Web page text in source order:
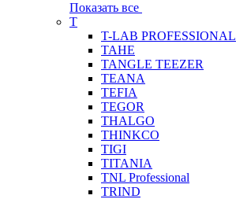
Показать все
T
T-LAB PROFESSIONAL
TAHE
TANGLE TEEZER
TEANA
TEFIA
TEGOR
THALGO
THINKCO
TIGI
TITANIA
TNL Professional
TRIND